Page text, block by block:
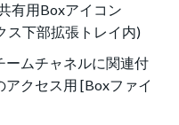
有用Boxアイコン
ス下部拡張トレイ内)
ームチャネルに関連付
クセス用 [Boxファイ